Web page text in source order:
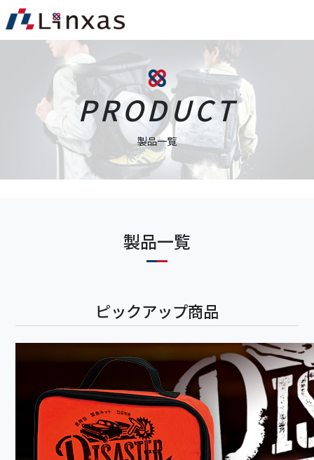
PRODUCT
製品一覧
製品一覧
ピックアップ商品